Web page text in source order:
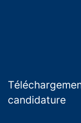
candidature